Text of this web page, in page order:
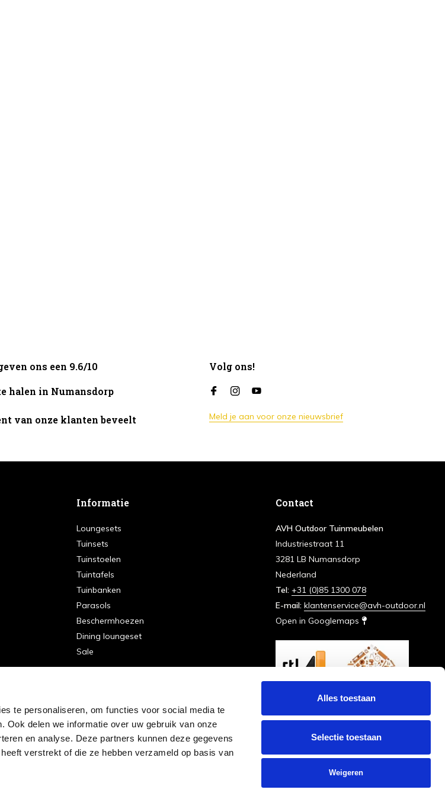
te personaliseren, om functies voor social media te
Ook delen we informatie over uw gebruik van onze
en analyse. Deze partners kunnen deze gegevens
verstrekt of die ze hebben verzameld op basis van
Alles toestaan
Selectie toestaan
Weigeren
ons een 9.6/10
halen in Numansdorp
van onze klanten beveelt
Volg ons!
Meld je aan voor onze nieuwsbrief
Informatie
Loungesets
Tuinsets
Tuinstoelen
Tuintafels
Tuinbanken
Parasols
Beschermhoezen
Dining loungeset
Sale
Contact
AVH Outdoor Tuinmeubelen
Industriestraat 11
3281 LB Numansdorp
Nederland
Tel: +31 (0)85 1300 078
E-mail: klantenservice@avh-outdoor.nl
Open in Googlemaps